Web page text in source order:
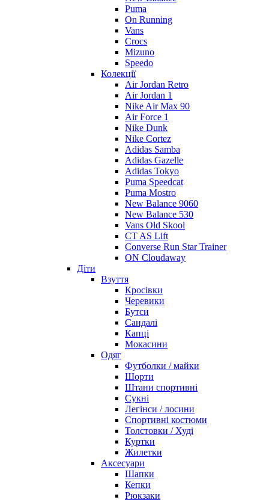
Puma
On Running
Vans
Crocs
Mizuno
Speedo
Колекції
Air Jordan Retro
Air Jordan 1
Nike Air Max 90
Air Force 1
Nike Dunk
Nike Cortez
Adidas Samba
Adidas Gazelle
Adidas Tokyo
Puma Speedcat
Puma Mostro
New Balance 9060
New Balance 530
Vans Old Skool
CT AS Lift
Converse Run Star Trainer
ON Cloudaway
Діти
Взуття
Кросівки
Черевики
Бутси
Сандалі
Капці
Мокасини
Одяг
Футболки / майки
Шорти
Штани спортивні
Сукні
Легінси / лосини
Спортивні костюми
Толстовки / Худі
Куртки
Жилетки
Аксесуари
Шапки
Кепки
Рюкзаки